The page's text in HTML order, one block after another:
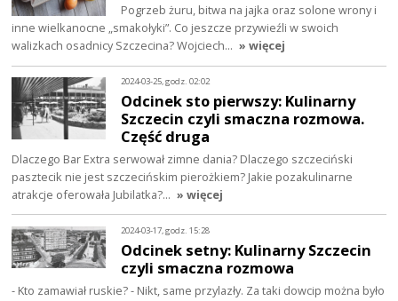
Pogrzeb żuru, bitwa na jajka oraz solone wrony i
inne wielkanocne „smakołyki”. Co jeszcze przywieźli w swoich
walizkach osadnicy Szczecina? Wojciech… » więcej
2024-03-25, godz. 02:02
Odcinek sto pierwszy: Kulinarny
Szczecin czyli smaczna rozmowa.
Część druga
Dlaczego Bar Extra serwował zimne dania? Dlaczego szczeciński
pasztecik nie jest szczecińskim pierożkiem? Jakie pozakulinarne
atrakcje oferowała Jubilatka?… » więcej
2024-03-17, godz. 15:28
Odcinek setny: Kulinarny Szczecin
czyli smaczna rozmowa
- Kto zamawiał ruskie? - Nikt, same przylazły. Za taki dowcip można było